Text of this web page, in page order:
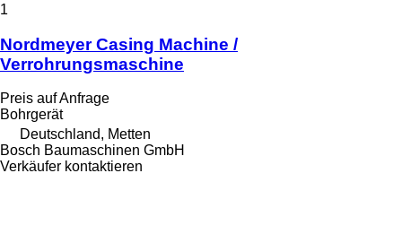
1
Nordmeyer Casing Machine /
Verrohrungsmaschine
Preis auf Anfrage
Bohrgerät
Deutschland, Metten
Bosch Baumaschinen GmbH
Verkäufer kontaktieren